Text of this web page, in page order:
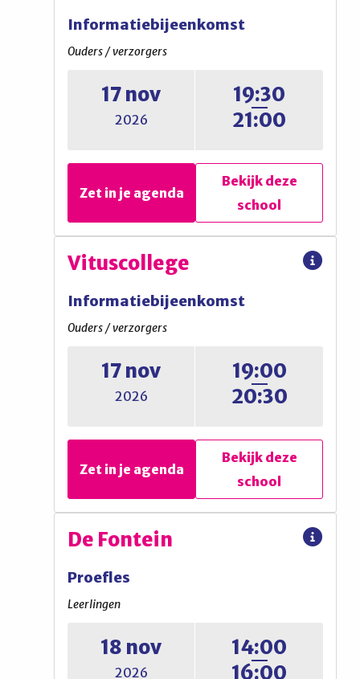
Informatiebijeenkomst
Informatieavond ouders
Zet in je agenda
school
Informatiebijeenkomst
Ouders / verzorgers
17 nov
2026
19:30
21:00
Zet in je agenda
Bekijk deze
school
Huizermaat
Informatiebijeenkomst
Informatieavond voor ouders
Zet in je agenda
school
Vituscollege
Informatiebijeenkomst
Ouders / verzorgers
17 nov
2026
19:00
20:30
Zet in je agenda
Bekijk deze
school
Vituscollege
Informatieavond 1
De Fontein
Proefles
Leerlingen
18 nov
2026
14:00
16:00